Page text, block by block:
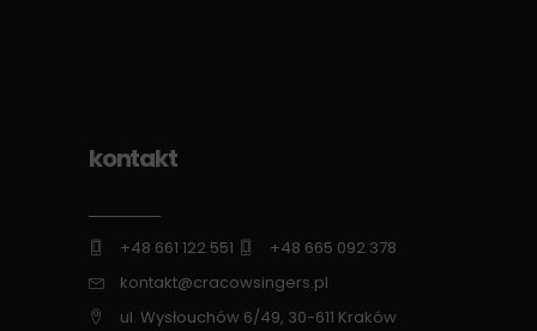
kontakt
+48 661 122 551
+48 665 092 378
kontakt@cracowsingers.pl
ul. Wysłouchów 6/49, 30-611 Kraków